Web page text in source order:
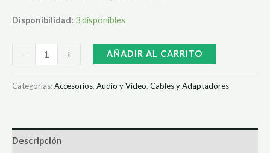
Disponibilidad: 3 disponibles
- + AÑADIR AL CARRITO
Categorías:Accesorios, Audio y Video, Cables y Adaptadores
Descripción